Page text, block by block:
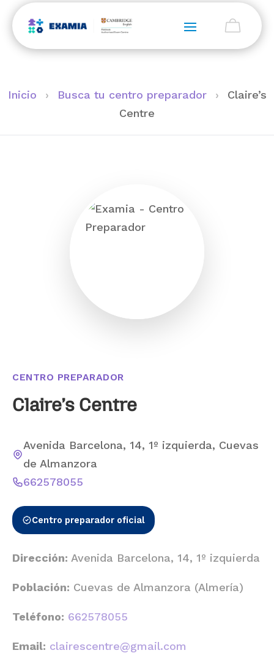
Inicio › Busca tu centro preparador ›
Claire’s
Centre
CENTRO PREPARADOR
Claire’s Centre
Avenida Barcelona, 14, 1º izquierda, Cuevas
de Almanzora
662578055
Centro preparador oficial
Dirección: Avenida Barcelona, 14, 1º izquierda
Población: Cuevas de Almanzora (Almería)
Teléfono: 662578055
Email: clairescentre@gmail.com